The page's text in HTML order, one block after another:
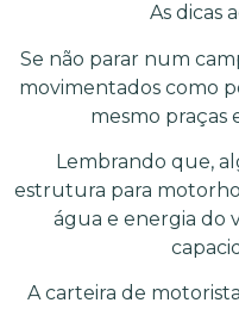
As dicas
Se não parar num
movimentados como
mesmo praças
Lembrando que,
estrutura para
água e energia do
A carteira de